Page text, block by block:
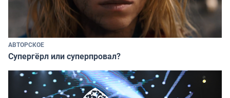
АВТОРСКОЕ
Супергёрл или суперпровал?